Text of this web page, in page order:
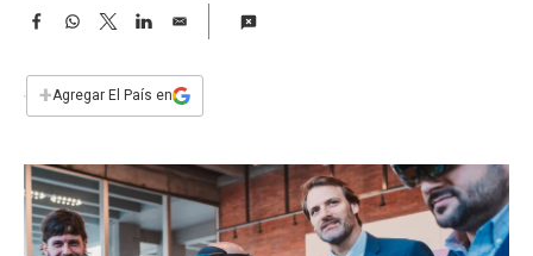
F
e
b
k
W
s
p
T
w
t
L
n
E
i
l
+Agregar El País en